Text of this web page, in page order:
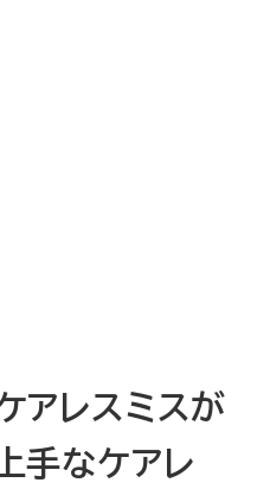
アレスミスが
なケアレ